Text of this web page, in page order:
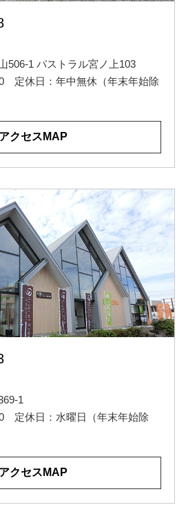
506-1 パストラル宮ノ上103
定休日：年中無休（年末年始除
アクセスMAP
1
定休日：水曜日（年末年始除
アクセスMAP